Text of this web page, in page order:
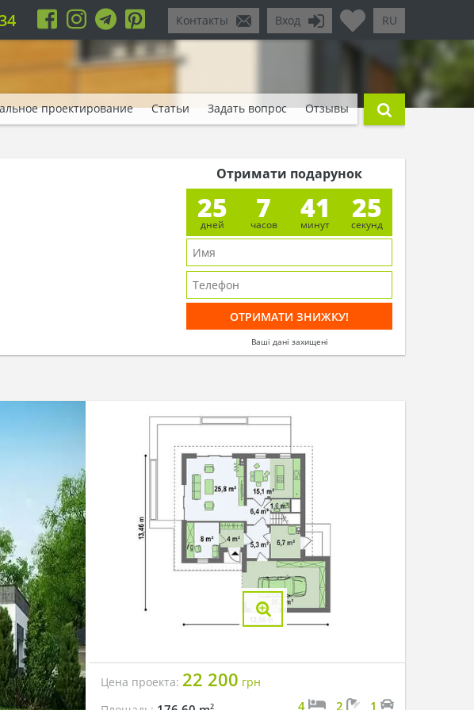
RU
Вход
Контакты
проектирование Статьи Задать вопрос Отзывы
Отримати подарунок
25
дней
7
часов
41
минут
23
секунд
Ваші дані захищені
Цена проекта: 22 200 грн
2 4 2 1